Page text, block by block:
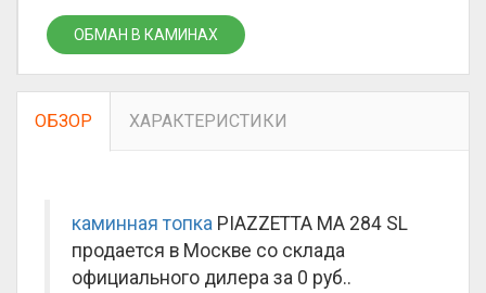
ОБМАН В КАМИНАХ
ОБЗОР ХАРАКТЕРИСТИКИ
каминная топка PIAZZETTA MA 284 SL
продается в Москве со склада
официального дилера за 0 руб..